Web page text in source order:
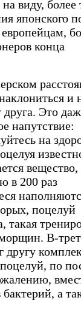
виду, более
японского
конца
и
друга. Это
напутствие:
на
в 200 раз
поцелуй
В-
другу
по
а